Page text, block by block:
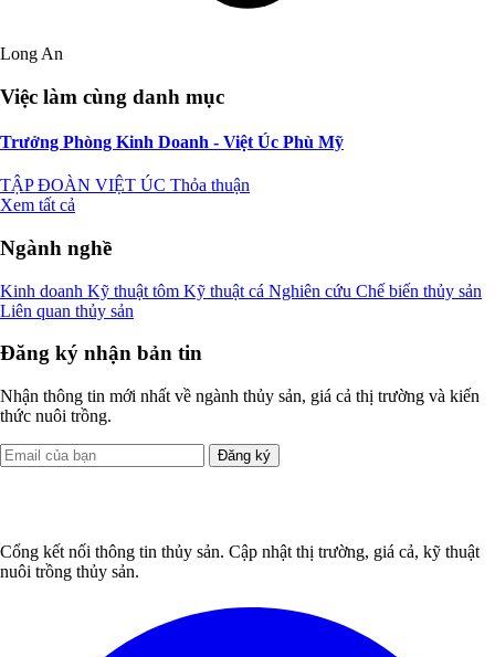
Long An
Việc làm cùng danh mục
Trưởng Phòng Kinh Doanh - Việt Úc Phù Mỹ
TẬP ĐOÀN VIỆT ÚC Thỏa thuận
Xem tất cả
Ngành nghề
Kinh doanh Kỹ thuật tôm Kỹ thuật cá Nghiên cứu Chế biến thủy sản
Liên quan thủy sản
Đăng ký nhận bản tin
Nhận thông tin mới nhất về ngành thủy sản, giá cả thị trường và kiến
thức nuôi trồng.
Đăng ký
Cổng kết nối thông tin thủy sản. Cập nhật thị trường, giá cả, kỹ thuật
nuôi trồng thủy sản.